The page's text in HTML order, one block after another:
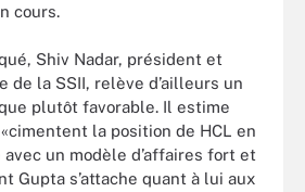
cours.
Shiv Nadar, président et
la SSII, relève d’ailleurs un
plutôt favorable. Il estime
la position de HCL en
un modèle d’affaires fort et
Gupta s’attache quant à lui aux